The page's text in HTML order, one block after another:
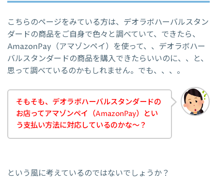
こちらのページをみている方は、デオラボハーバルスタン
ダードの商品をご自身で色々と調べていて、できたら、
AmazonPay（アマゾンペイ）を使って、、デオラボハー
バルスタンダードの商品を購入できたらいいのに、、と、
思って調べているのかもしれません。でも、、、。
そもそも、デオラボハーバルスタンダードの
お店ってアマゾンペイ（AmazonPay）とい
う支払い方法に対応しているのかな～？
という風に考えているのではないでしょうか？